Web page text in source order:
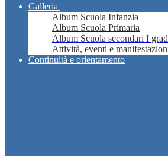
Galleria
Album Scuola Infanzia
Album Scuola Primaria
Album Scuola secondari I
Attività, eventi e
Continuità e orientamento